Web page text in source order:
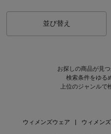
並び替え
お探しの商品が見
検索条件をゆる
上位のジャンルで
ウィメンズウェア ウィメン